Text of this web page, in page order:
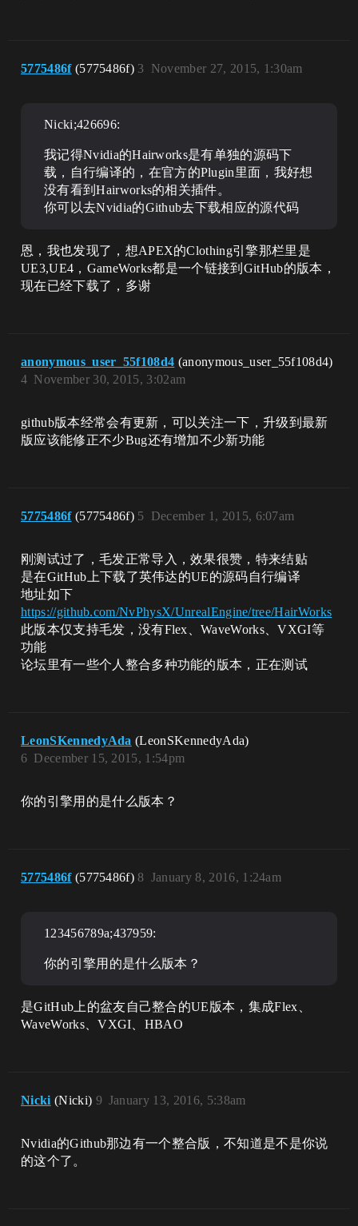
5775486f (5775486f) November 27, 2015, 1:30am
3
Nicki;426696:
我记得Nvidia的Hairworks是有单独的源码下
载，自行编译的，在官方的Plugin里面，我好想
没有看到Hairworks的相关插件。
你可以去Nvidia的Github去下载相应的源代码
恩，我也发现了，想APEX的Clothing引擎那栏里是
UE3,UE4，GameWorks都是一个链接到GitHub的版本，
现在已经下载了，多谢
anonymous_user_55f108d4 (anonymous_user_55f108d4)
November 30, 2015, 3:02am
4
github版本经常会有更新，可以关注一下，升级到最新
版应该能修正不少Bug还有增加不少新功能
5775486f (5775486f) December 1, 2015, 6:07am
5
刚测试过了，毛发正常导入，效果很赞，特来结贴
是在GitHub上下载了英伟达的UE的源码自行编译
地址如下
https://github.com/NvPhysX/UnrealEngine/tree/HairWorks
此版本仅支持毛发，没有Flex、WaveWorks、VXGI等
功能
论坛里有一些个人整合多种功能的版本，正在测试
LeonSKennedyAda (LeonSKennedyAda)
December 15, 2015, 1:54pm
6
你的引擎用的是什么版本？
5775486f (5775486f) January 8, 2016, 1:24am
8
123456789a;437959:
你的引擎用的是什么版本？
是GitHub上的盆友自己整合的UE版本，集成Flex、
WaveWorks、VXGI、HBAO
Nicki (Nicki) January 13, 2016, 5:38am
9
Nvidia的Github那边有一个整合版，不知道是不是你说
的这个了。